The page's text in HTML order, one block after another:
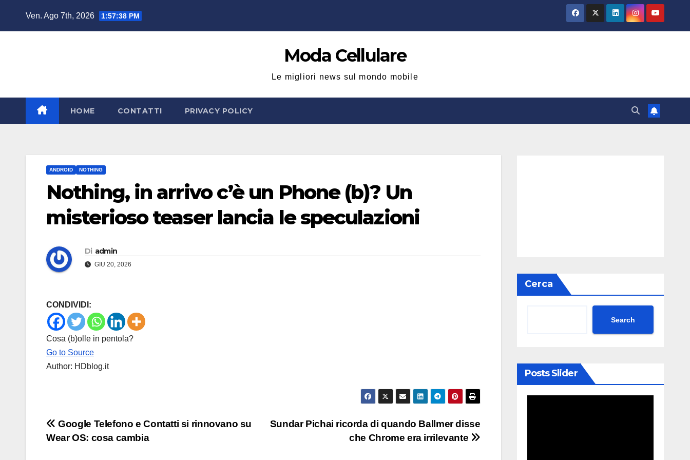
Ven. Ago 7th, 2026 1:57:39 PM
Moda Cellulare
Le migliori news sul mondo mobile
HOME CONTATTI PRIVACY POLICY
ANDROID NOTHING
Nothing, in arrivo c’è un Phone (b)? Un
misterioso teaser lancia le speculazioni
Di admin
GIU 20, 2026
CONDIVIDI:
Cosa (b)olle in pentola?
Go to Source
Author: HDblog.it
Navigazione
Sundar Pichai ricorda di quando Ballmer disse
che Chrome era irrilevante
Google Telefono e Contatti si rinnovano su
Wear OS: cosa cambia
Cerca
Search
Posts Slider